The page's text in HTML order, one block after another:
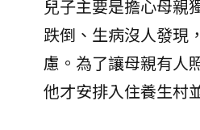
兒子主要是擔心母親
跌倒、生病沒人發現
慮。為了讓母親有人
他才安排入住養生村